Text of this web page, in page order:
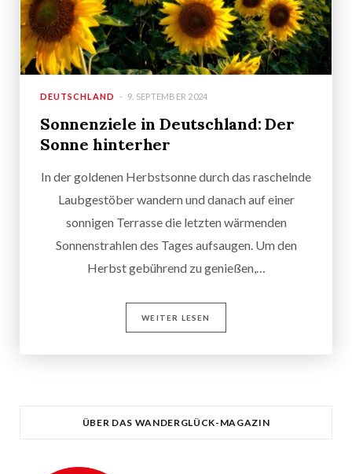
DEUTSCHLAND 9. SEPTEMBER 2024
Sonnenziele in Deutschland: Der
Sonne hinterher
In der goldenen Herbstsonne durch das raschelnde
Laubgestöber wandern und danach auf einer
sonnigen Terrasse die letzten wärmenden
Sonnenstrahlen des Tages aufsaugen. Um den
Herbst gebührend zu genießen,…
WEITER LESEN
ÜBER DAS WANDERGLÜCK-MAGAZIN